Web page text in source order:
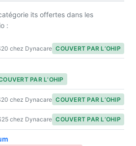
its offertes dans les
:
chez Dynacare COUVERT PAR L’OHIP
PAR L’OHIP
chez Dynacare COUVERT PAR L’OHIP
chez Dynacare COUVERT PAR L’OHIP